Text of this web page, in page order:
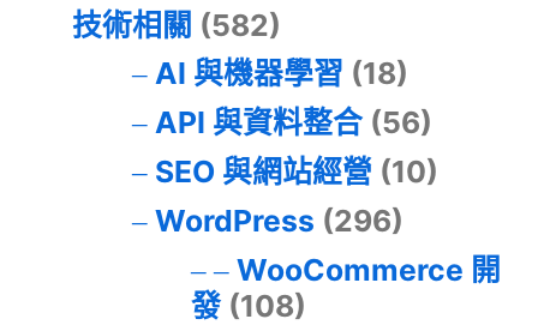
技術相關 (582)
AI 與機器學習 (18)
API 與資料整合(56)
SEO 與網站經營 (10)
WordPress (296)
WooCommerce 開
發(108)